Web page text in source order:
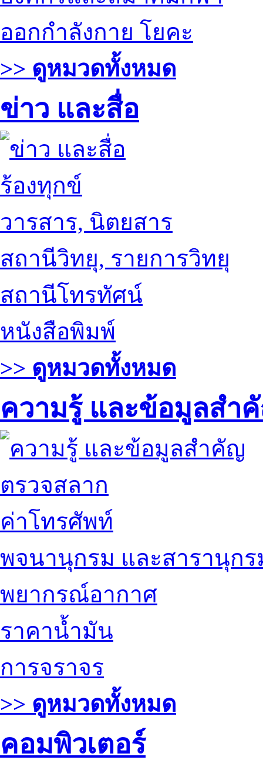
ออกกำลังกาย โยคะ
>> ดูหมวดทั้งหมด
ข่าว และสื่อ
ร้องทุกข์
วารสาร, นิตยสาร
สถานีวิทยุ, รายการวิทยุ
สถานีโทรทัศน์
หนังสือพิมพ์
>> ดูหมวดทั้งหมด
ความรู้ และข้อมูลสำ
ตรวจสลาก
ค่าโทรศัพท์
พจนานุกรม และสารานุกร
พยากรณ์อากาศ
ราคาน้ำมัน
การจราจร
>> ดูหมวดทั้งหมด
คอมพิวเตอร์